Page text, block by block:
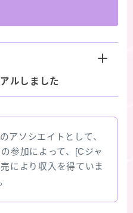
ルしました
アソシエイトとして、
参加によって、[Cジャ
により収入を得ていま